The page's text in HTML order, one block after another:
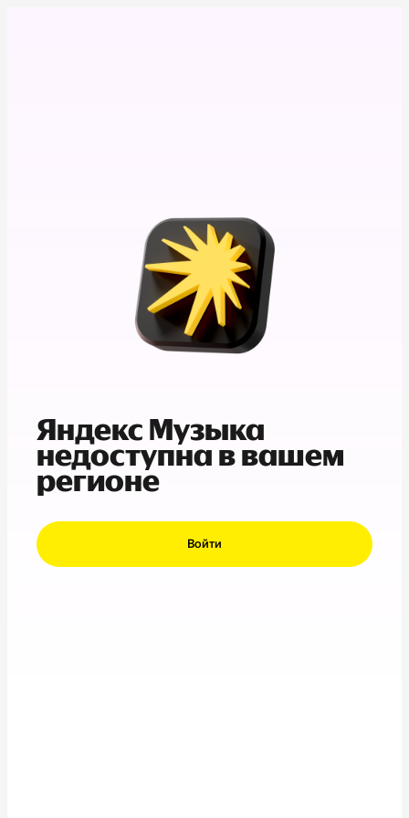
Яндекс Музыка
недоступна в вашем
регионе
Войти